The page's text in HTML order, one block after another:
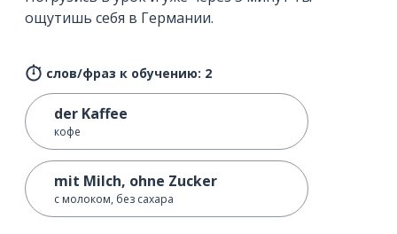
ощутишь себя в Германии.
слов/фраз к обучению: 2
der Kaffee
кофе
mit Milch, ohne Zucker
с молоком, без сахара